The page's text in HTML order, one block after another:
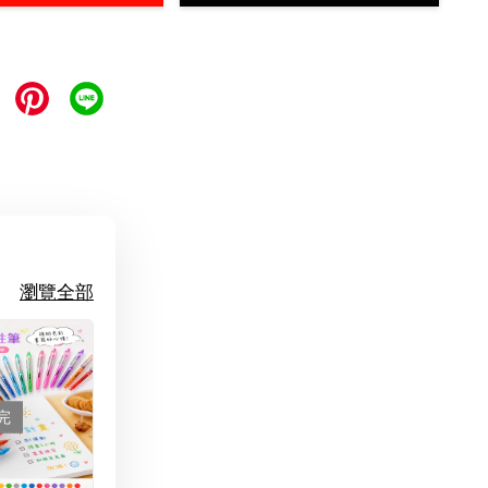
瀏覽全部